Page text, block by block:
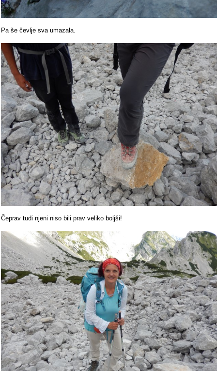
Pa še čevlje sva umazala.
Čeprav tudi njeni niso bili prav veliko boljši!